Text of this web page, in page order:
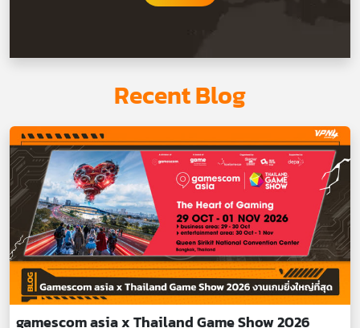
Recent Blog
gamescom asia x Thailand Game Show 2026